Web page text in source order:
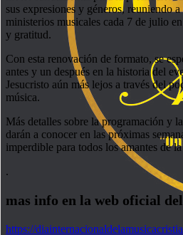
sus expresiones y géneros, reuniendo
ministerios musicales cada 7 de julio
y gratitud.
Con esta renovación de formato, se
antes y un después en la historia del
Jesucristo aún más lejos a través del
música.
Más detalles sobre la programación y
darán a conocer en las próximas
imperdible para todos los amantes de
.
mas info en la web oficial del
https://